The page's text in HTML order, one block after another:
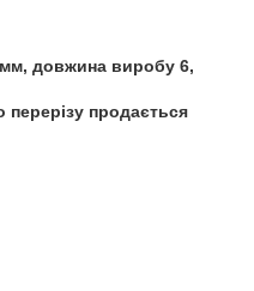
мм, довжина виробу 6,
перерізу продається